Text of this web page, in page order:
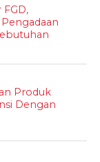
Produk
Dengan